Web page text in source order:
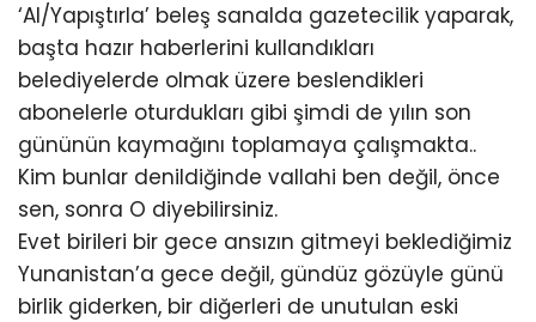
‘Al/Yapıştırla’ beleş sanalda gazetecilik yaparak,
başta hazır haberlerini kullandıkları
belediyelerde olmak üzere beslendikleri
abonelerle oturdukları gibi şimdi de yılın son
gününün kaymağını toplamaya çalışmakta..
Kim bunlar denildiğinde vallahi ben değil, önce
sen, sonra O diyebilirsiniz.
Evet birileri bir gece ansızın gitmeyi beklediğimiz
Yunanistan’a gece değil, gündüz gözüyle günü
birlik giderken, bir diğerleri de unutulan eski